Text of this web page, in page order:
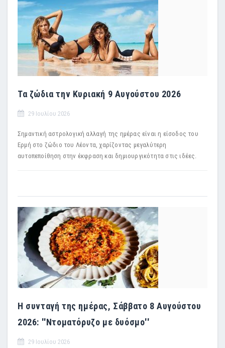
Τα ζώδια την Κυριακή 9 Αυγούστου 2026
29 Ιουλίου 2026
Σημαντική αστρολογική αλλαγή της ημέρας είναι η είσοδος του
Ερμή στο ζώδιο του Λέοντα, χαρίζοντας μεγαλύτερη
αυτοπεποίθηση στην έκφραση και δημιουργικότητα στις ιδέες.
Η συνταγή της ημέρας, Σάββατο 8 Αυγούστου
2026: ''Ντοματόρυζο με δυόσμο''
29 Ιουλίου 2026